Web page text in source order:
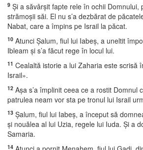
9 Şi a săvârşit fapte rele în ochii Domnului,
strămoşii săi. El nu s’a dezbărat de
Nabat, care a împins pe Israil la păcat.
10 Atunci Şalum, fiul lui Iabeş, a uneltit
Ibleam şi s’a făcut rege în locul lui.
11 Cealaltă istorie a lui Zaharia este scrisă
Israil».
12 Aşa s’a împlinit ceea ce a rostit Domnul
patrulea neam vor sta pe tronul lui Israil
13 Şalum, fiul lui Iabeş, a început să
şi nouălea al lui Uzia, regele lui Iuda. Şi a
Samaria.
14